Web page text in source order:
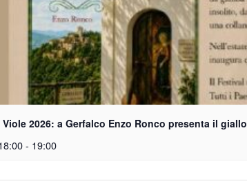
2026: a Gerfalco Enzo Ronco presenta il
- 19:00